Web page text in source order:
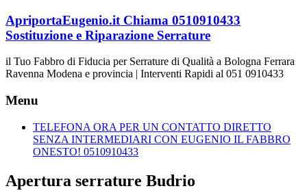
Vai
al
contenuto
ApriportaEugenio.it Chiama 0510910433
Sostituzione e Riparazione Serrature
il Tuo Fabbro di Fiducia per Serrature di Qualità a Bologna Ferrara
Ravenna Modena e provincia | Interventi Rapidi al 051 0910433
Menu
TELEFONA ORA PER UN CONTATTO DIRETTO
SENZA INTERMEDIARI CON EUGENIO IL FABBRO
ONESTO! 0510910433
Apertura serrature Budrio